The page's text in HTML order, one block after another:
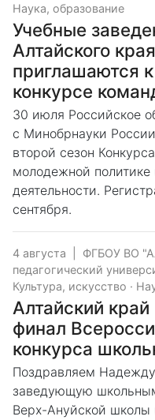
Наука, образование
Учебные
Алтайского края
приглашаются
конкурсе
30 июля Российское
с Минобрнауки
второй сезон
молодежной политике
деятельности.
сентября.
4 августа
ФГБОУ ВО
педагогический
Культура, искусство ·
Алтайский
финал
конкурса
Поздравляем
заведующую
Верх-Ануйской